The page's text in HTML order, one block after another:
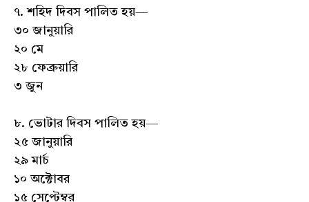
৭. শহিদ দিবস পালিত হয়—
৩০ জানুয়ারি
২০ মে
২৮ ফেব্রুয়ারি
৩ জুন
৮. ভোটার দিবস পালিত হয়—
২৫ জানুয়ারি
২৯ মার্চ
১০ অক্টোবর
১৫ সেপ্টেম্বর